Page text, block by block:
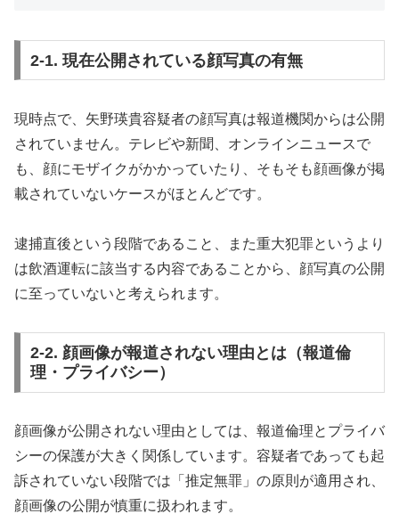
2-1. 現在公開されている顔写真の有無
現時点で、矢野瑛貴容疑者の顔写真は報道機関からは公開
されていません。テレビや新聞、オンラインニュースで
も、顔にモザイクがかかっていたり、そもそも顔画像が掲
載されていないケースがほとんどです。
逮捕直後という段階であること、また重大犯罪というより
は飲酒運転に該当する内容であることから、顔写真の公開
に至っていないと考えられます。
2-2. 顔画像が報道されない理由とは（報道倫
理・プライバシー）
顔画像が公開されない理由としては、報道倫理とプライバ
シーの保護が大きく関係しています。容疑者であっても起
訴されていない段階では「推定無罪」の原則が適用され、
顔画像の公開が慎重に扱われます。